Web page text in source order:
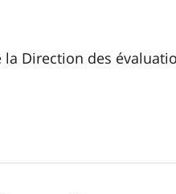
Direction des